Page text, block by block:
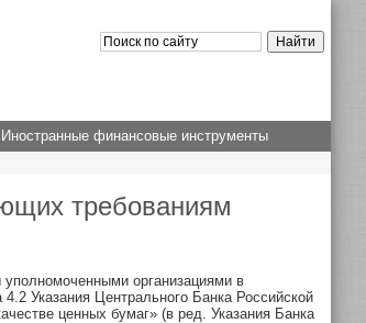
Иностранные финансовые инструменты
требованиям
организациями в
Указания Центрального Банка Российской
ценных бумаг» (в ред. Указания Банка